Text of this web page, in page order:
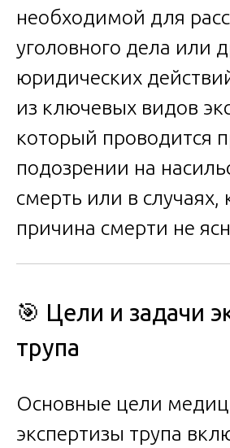
необходимой для
уголовного дела или
юридических
из ключевых видов
который проводится
подозрении на
смерть или в случаях,
причина смерти не
🎯 Цели и задачи
трупа
Основные цели
экспертизы трупа